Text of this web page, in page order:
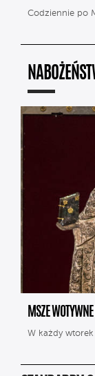
Codziennie po
MSZE
W każdy